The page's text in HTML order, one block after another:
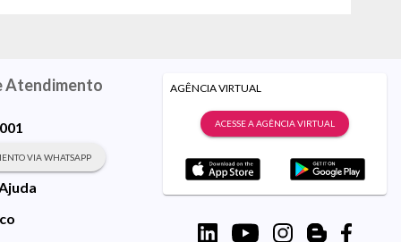
Atendimento
VIA WHATSAPP
AGÊNCIA VIRTUAL
ACESSE A AGÊNCIA VIRTUAL